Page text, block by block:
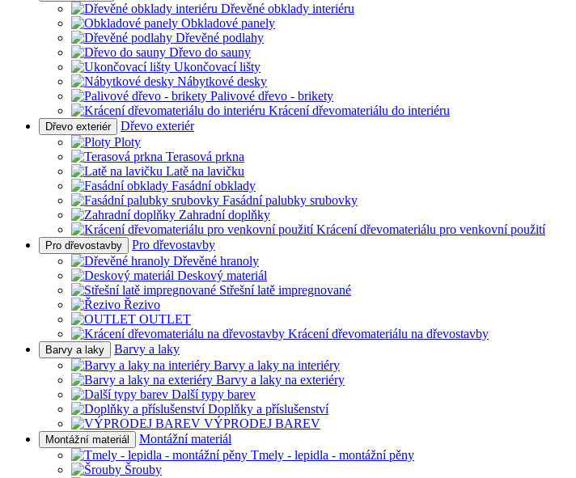
Dřevěné obklady interiéru
Obkladové panely
Dřevěné podlahy
Dřevo do sauny
Ukončovací lišty
Nábytkové desky
Palivové dřevo - brikety
Krácení dřevomateriálu do interiéru
Dřevo exteriér
Dřevo exteriér
Ploty
Terasová prkna
Latě na lavičku
Fasádní obklady
Fasádní palubky srubovky
Zahradní doplňky
Krácení dřevomateriálu pro venkovní použití
Pro dřevostavby
Pro dřevostavby
Dřevěné hranoly
Deskový materiál
Střešní latě impregnované
Řezivo
OUTLET
Krácení dřevomateriálu na dřevostavby
Barvy a laky
Barvy a laky
Barvy a laky na interiéry
Barvy a laky na exteriéry
Další typy barev
Doplňky a příslušenství
VÝPRODEJ BAREV
Montážní materiál
Montážní materiál
Tmely - lepidla - montážní pěny
Šrouby